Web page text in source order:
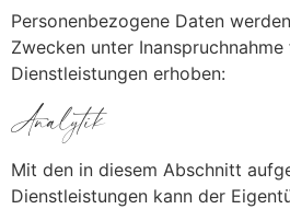
Personenbezogene Daten
Zwecken unter
Dienstleistungen erhoben:
Analytik
Mit den in diesem Abschnitt
Dienstleistungen kann der